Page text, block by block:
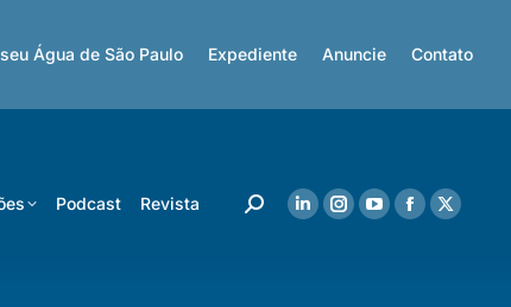
Água de São Paulo Expediente Anuncie Contato
Podcast Revista